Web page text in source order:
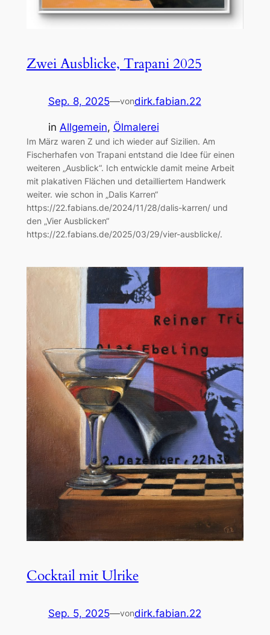
Zwei Ausblicke, Trapani 2025
Sep. 8, 2025—vondirk.fabian.22
in Allgemein, Ölmalerei
Im März waren Z und ich wieder auf Sizilien. Am
Fischerhafen von Trapani entstand die Idee für einen
weiteren „Ausblick“. Ich entwickle damit meine Arbeit
mit plakativen Flächen und detailliertem Handwerk
weiter. wie schon in „Dalis Karren“
https://22.fabians.de/2024/11/28/dalis-karren/ und
den „Vier Ausblicken“
https://22.fabians.de/2025/03/29/vier-ausblicke/.
Cocktail mit Ulrike
Sep. 5, 2025—vondirk.fabian.22